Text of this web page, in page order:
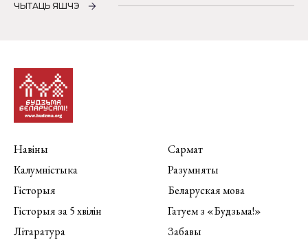
ЧЫТАЦЬ ЯШЧЭ
Навіны
Калумністыка
Гісторыя
Гісторыя за 5 хвілін
Літаратура
Сармат
Разумняты
Беларуская мова
Гатуем з «Будзьма!»
Забавы